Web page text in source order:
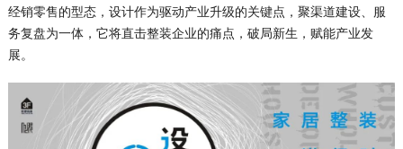
经销零售的型态，设计作为驱动产业升级的关键点，聚渠道建设、服
务复盘为一体，它将直击整装企业的痛点，破局新生，赋能产业发
展。